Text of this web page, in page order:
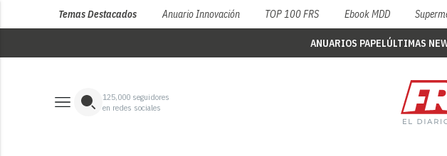
Temas Destacados Anuario Innovación TOP 100 FRS Ebook MDD
ANUARIOS PAPELÚLTIMAS
125,000 seguidores
en redes sociales